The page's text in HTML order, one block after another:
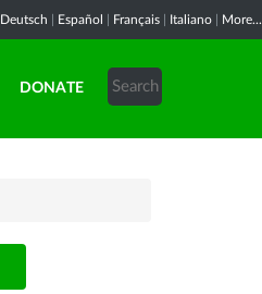
Deutsch Español Français Italiano More...
DONATE